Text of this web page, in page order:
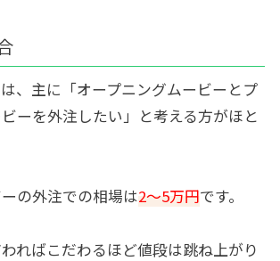
、主に「オープニングムービーとプ
ーを外注したい」と考える方がほと
の外注での相場は2～5万円です。
ればこだわるほど値段は跳ね上がり